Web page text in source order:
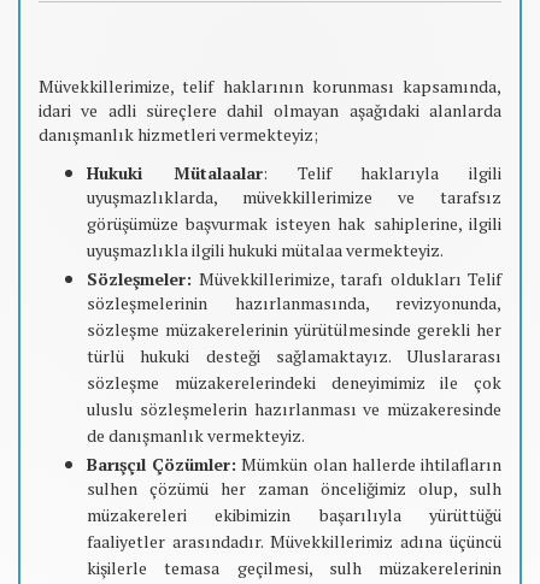
Müvekkillerimize, telif haklarının korunması kapsamında,
idari ve adli süreçlere dahil olmayan aşağıdaki alanlarda
danışmanlık hizmetleri vermekteyiz;
Hukuki Mütalaalar: Telif haklarıyla ilgili
uyuşmazlıklarda, müvekkillerimize ve tarafsız
görüşümüze başvurmak isteyen hak sahiplerine, ilgili
uyuşmazlıkla ilgili hukuki mütalaa vermekteyiz.
Sözleşmeler: Müvekkillerimize, tarafı oldukları Telif
sözleşmelerinin hazırlanmasında, revizyonunda,
sözleşme müzakerelerinin yürütülmesinde gerekli her
türlü hukuki desteği sağlamaktayız. Uluslararası
sözleşme müzakerelerindeki deneyimimiz ile çok
uluslu sözleşmelerin hazırlanması ve müzakeresinde
de danışmanlık vermekteyiz.
Barışçıl Çözümler: Mümkün olan hallerde ihtilafların
sulhen çözümü her zaman önceliğimiz olup, sulh
müzakereleri ekibimizin başarılıyla yürüttüğü
faaliyetler arasındadır. Müvekkillerimiz adına üçüncü
kişilerle temasa geçilmesi, sulh müzakerelerinin